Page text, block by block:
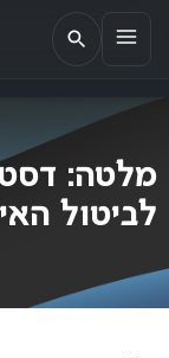
אתר הבית של
מלטה:
לביטול